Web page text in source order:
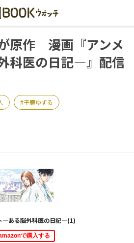
原作 漫画『アンメ
科医の日記―』配信
子鹿ゆずる
―ある脳外科医の日記―(1)
で購入する